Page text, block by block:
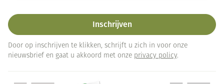
Inschrijven
Door op inschrijven te klikken, schrijft u zich in voor onze
nieuwsbrief en gaat u akkoord met onze privacy policy.